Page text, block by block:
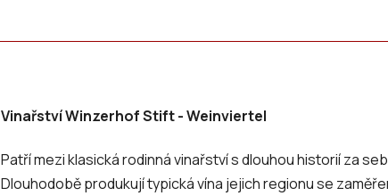
Vinařství Winzerhof Stift - Weinviertel
Patří mezi klasická rodinná vinařství s dlouhou historií za
Dlouhodobě produkují typická vína jejich regionu se